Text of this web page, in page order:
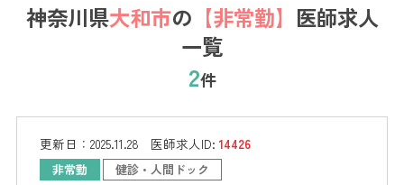
神奈川県大和市の 【非常勤】 医師求人
一覧
2件
更新日： 2025.11.28 医師求人ID:14426
非常勤 健診・人間ドック